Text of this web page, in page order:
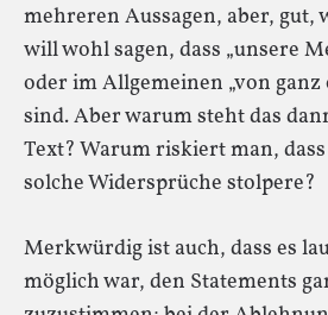
mehreren Aussagen, aber, gut,
will wohl sagen, dass „unsere
oder im Allgemeinen „von ganz
sind. Aber warum steht das
Text? Warum riskiert man,
solche Widersprüche stolpere?
Merkwürdig ist auch, dass es
möglich war, den Statements